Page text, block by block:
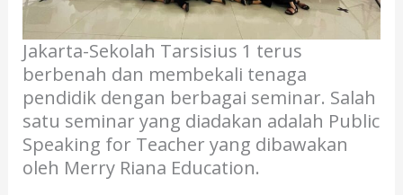
Jakarta-Sekolah Tarsisius 1 terus
berbenah dan membekali tenaga
pendidik dengan berbagai seminar. Salah
satu seminar yang diadakan adalah Public
Speaking for Teacher yang dibawakan
oleh Merry Riana Education.